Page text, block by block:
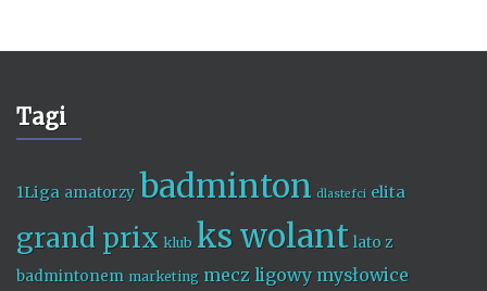
Tagi
1Liga amatorzy badminton dlastefci elita
grand prix klub ks wolant lato z
badmintonem marketing mecz ligowy mysłowice